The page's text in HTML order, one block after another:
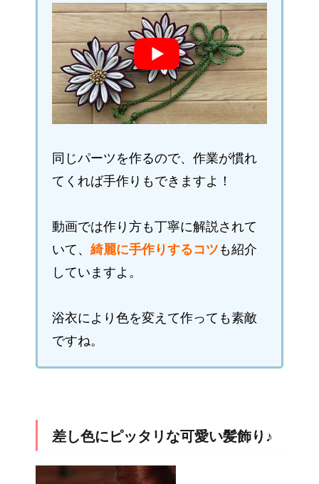
同じパーツを作るので、作業が慣れ
てくれば手作りもできますよ！
動画では作り方も丁寧に解説されて
いて、 綺麗に手作りするコツ も紹介
していますよ。
浴衣により色を変えて作っても素敵
ですね。
差し色にピッタリな可愛い髪飾り♪